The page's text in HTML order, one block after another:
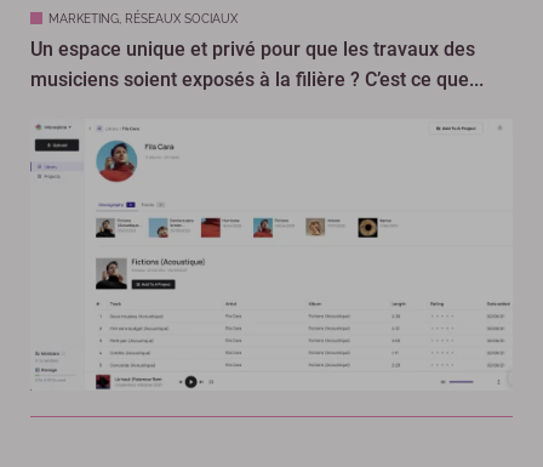
MARKETING, RÉSEAUX SOCIAUX
Un espace unique et privé pour que les travaux des
musiciens soient exposés à la filière ? C’est ce que...